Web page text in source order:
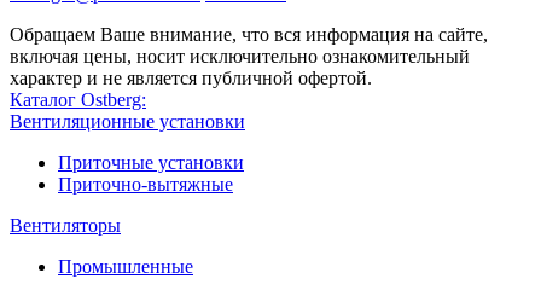
Обращаем Ваше внимание, что вся информация на сайте,
включая цены, носит исключительно ознакомительный
характер и не является публичной офертой.
Каталог Ostberg:
Вентиляционные установки
Приточные установки
Приточно-вытяжные
Вентиляторы
Промышленные